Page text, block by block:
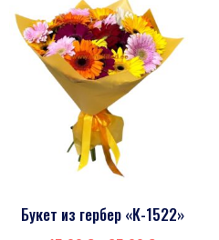
Букет из гербер «K-1522»